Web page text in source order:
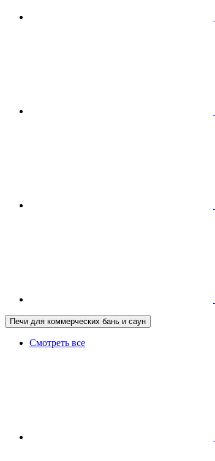
Печи для коммерческих бань и саун
Смотреть все